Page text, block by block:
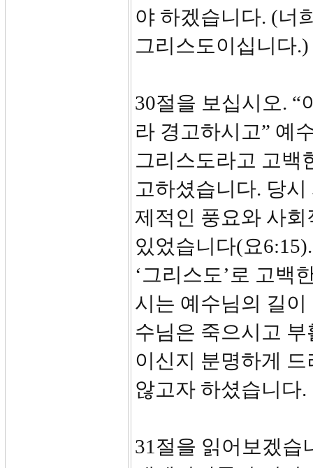
야 하겠습니다. (너
그리스도이십니다.)
30절을 보십시오. “
라 경고하시고” 예
그리스도라고 고백
고하셨습니다. 당
제적인 풍요와 사
있었습니다(요
‘그리스도’로 고백
시는 예수님의 길
수님은 죽으시고
이신지 분명하게
않고자 하셨습니다.
31절을 읽어보겠습